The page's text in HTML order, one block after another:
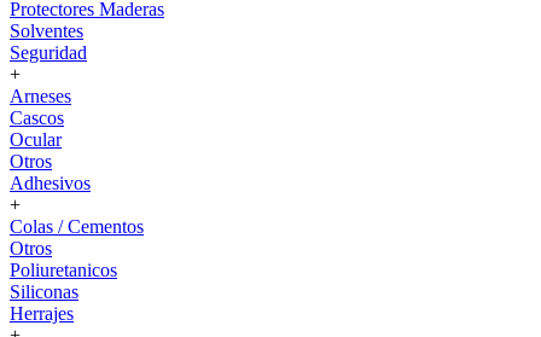
Protectores Maderas
Solventes
Seguridad
+
Arneses
Cascos
Ocular
Otros
Adhesivos
+
Colas / Cementos
Otros
Poliuretanicos
Siliconas
Herrajes